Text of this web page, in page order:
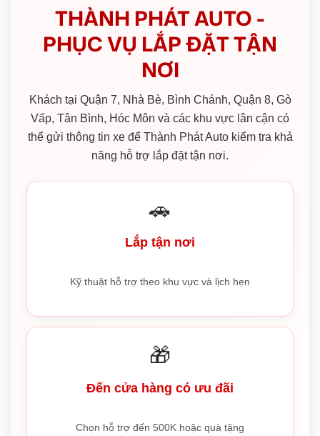
THÀNH PHÁT AUTO -
PHỤC VỤ LẮP ĐẶT TẬN
NƠI
Khách tại Quận 7, Nhà Bè, Bình Chánh, Quận 8, Gò
Vấp, Tân Bình, Hóc Môn và các khu vực lân cận có
thể gửi thông tin xe để Thành Phát Auto kiểm tra khả
năng hỗ trợ lắp đặt tận nơi.
🚗
Lắp tận nơi
Kỹ thuật hỗ trợ theo khu vực và lịch hẹn
🎁
Đến cửa hàng có ưu đãi
Chọn hỗ trợ đến 500K hoặc quà tặng